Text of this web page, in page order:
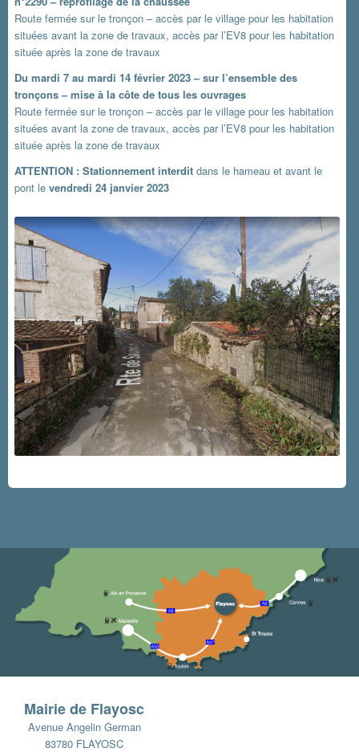
Route fermée sur le tronçon – accès par le village pour les habitation
situées avant la zone de travaux, accès par l’EV8 pour les habitation
située après la zone de travaux
Du mardi 7 au mardi 14 février 2023 – sur l’ensemble des
tronçons – mise à la côte de tous les ouvrages
Route fermée sur le tronçon – accès par le village pour les habitation
situées avant la zone de travaux, accès par l’EV8 pour les habitation
située après la zone de travaux
ATTENTION : Stationnement interdit dans le hameau et avant le
pont levendredi 24 janvier 2023
Mairie de Flayosc
Avenue Angelin German
83780 FLAYOSC